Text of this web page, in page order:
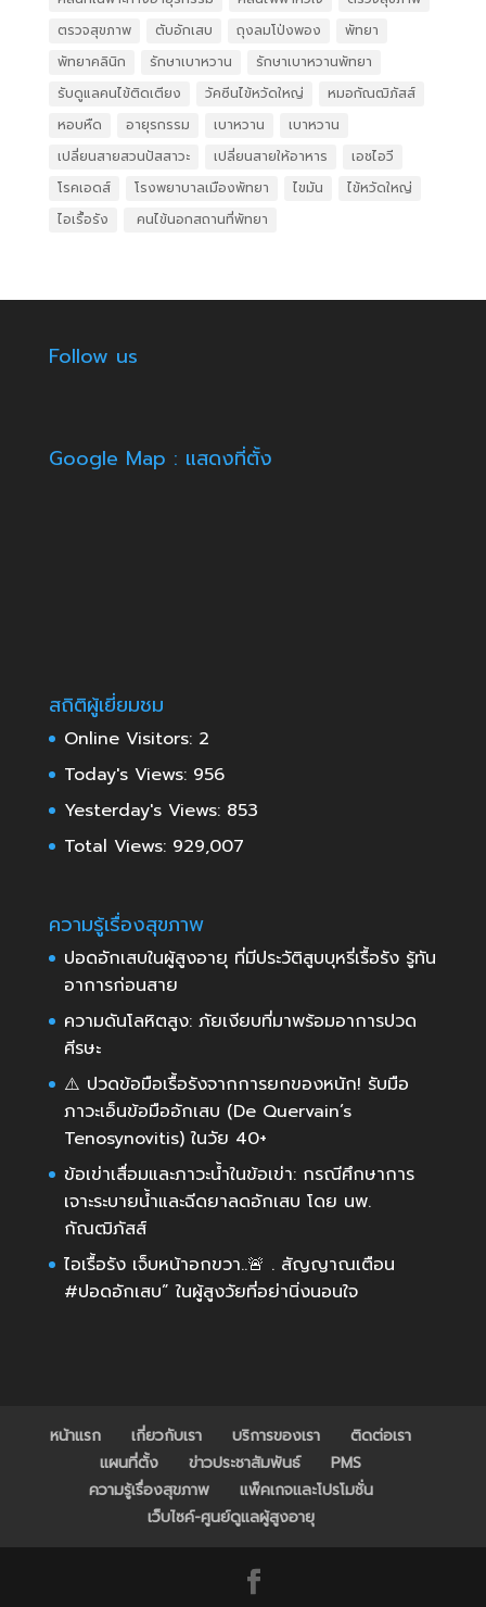
ตรวจสุขภาพ
ตับอักเสบ ถุงลมโป่งพอง
พัทยา
พัทยาคลินิก
รักษาเบาหวาน
รักษาเบาหวานพัทยา
รับดูแลคนไข้ติดเตียง
วัคซีนไข้หวัดใหญ่
หมอกัณฒิภัสส์
หอบหืด
อายุรกรรม เบาหวาน
เบาหวาน
เปลี่ยนสายสวนปัสสาวะ
เปลี่ยนสายให้อาหาร
เอชไอวี
โรคเอดส์
โรงพยาบาลเมืองพัทยา ไขมัน
ไข้หวัดใหญ่
ไอเรื้อรัง
​ คนไข้นอกสถานที่พัทยา
Follow us
Google Map : แสดงที่ตั้ง
สถิติผู้เยี่ยมชม
Online Visitors: 2
Today's Views: 956
Yesterday's Views: 853
Total Views: 929,007
ความรู้เรื่องสุขภาพ
ปอดอักเสบในผู้สูงอายุ ที่มีประวัติสูบบุหรี่เรื้อรัง รู้ทัน
อาการก่อนสาย
ความดันโลหิตสูง: ภัยเงียบที่มาพร้อมอาการปวด
ศีรษะ
⚠️ ปวดข้อมือเรื้อรังจากการยกของหนัก! รับมือ
ภาวะเอ็นข้อมืออักเสบ (De Quervain’s
Tenosynovitis) ในวัย 40+
ข้อเข่าเสื่อมและภาวะน้ำในข้อเข่า: กรณีศึกษาการ
เจาะระบายน้ำและฉีดยาลดอักเสบ โดย นพ.
กัณฒิภัสส์
ไอเรื้อรัง เจ็บหน้าอกขวา..🚨 . สัญญาณเตือน
#ปอดอักเสบ” ในผู้สูงวัยที่อย่านิ่งนอนใจ
หน้าแรก เกี่ยวกับเรา บริการของเรา
ติดต่อเรา
แผนที่ตั้ง
ข่าวประชาสัมพันธ์
PMS
ความรู้เรื่องสุขภาพ
แพ็คเกจและโปรโมชั่น
เว็บไซค์-ศูนย์ดูแลผู้สูงอายุ